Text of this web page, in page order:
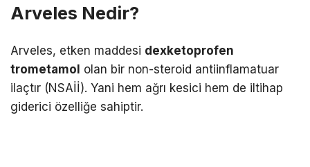
Arveles Nedir?
Arveles, etken maddesi dexketoprofen
trometamol olan bir non-steroid antiinflamatuar
ilaçtır (NSAİİ). Yani hem ağrı kesici hem de iltihap
giderici özelliğe sahiptir.